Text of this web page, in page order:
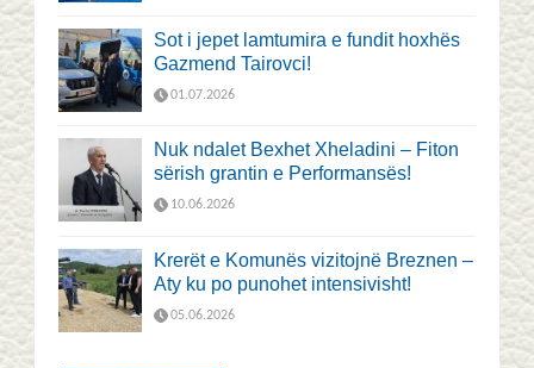
Sot i jepet lamtumira e fundit hoxhës
Gazmend Tairovci!
01.07.2026
Nuk ndalet Bexhet Xheladini – Fiton
sërish grantin e Performansës!
10.06.2026
Krerët e Komunës vizitojnë Breznen –
Aty ku po punohet intensivisht!
05.06.2026